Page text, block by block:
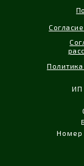
ИП
Номер